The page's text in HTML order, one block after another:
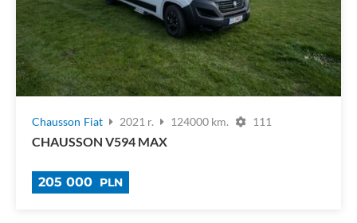
Chausson Fiat 2021 r. 124000 km. 111
CHAUSSON V594 MAX
205 000 PLN